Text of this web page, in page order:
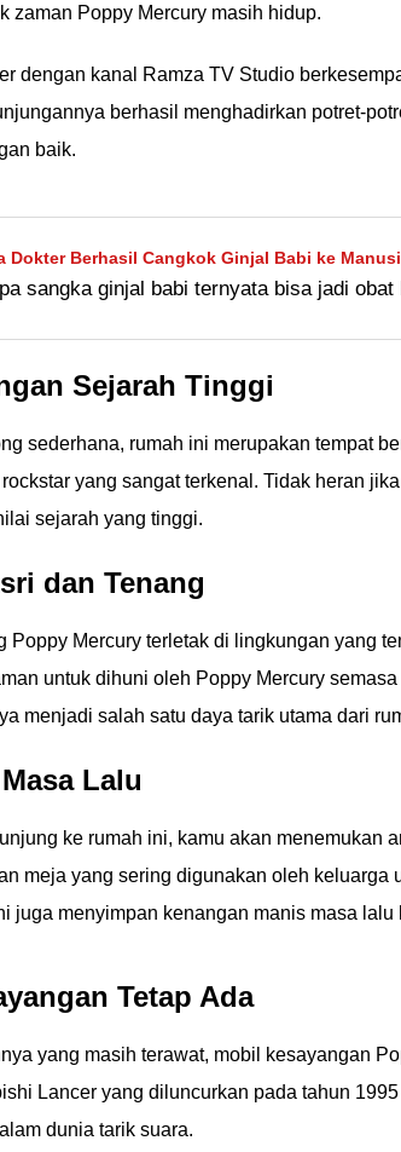
zaman Poppy Mercury masih hidup.
dengan kanal Ramza TV Studio
berhasil menghadirkan potret-
baik.
Dokter Berhasil Cangkok Ginjal Babi ke
ke Pasien
sangka ginjal babi ternyata bisa jadi obat
Sejarah Tinggi
sederhana, rumah ini merupakan tempat
yang sangat terkenal. Tidak heran
sejarah yang tinggi.
dan Tenang
Poppy Mercury terletak di lingkungan yang
untuk dihuni oleh Poppy Mercury
menjadi salah satu daya tarik utama dari
Lalu
ke rumah ini, kamu akan menemukan
meja yang sering digunakan oleh keluarga
juga menyimpan kenangan manis masa
Tetap Ada
yang masih terawat, mobil kesayangan
Lancer yang diluncurkan pada tahun
dunia tarik suara.